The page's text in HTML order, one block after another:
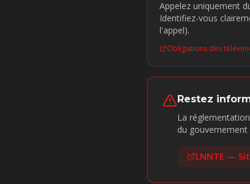
Appelez uniquement
Identifiez-vous
l'appel).
Obligations des
Restez
La
du
LNNTE —